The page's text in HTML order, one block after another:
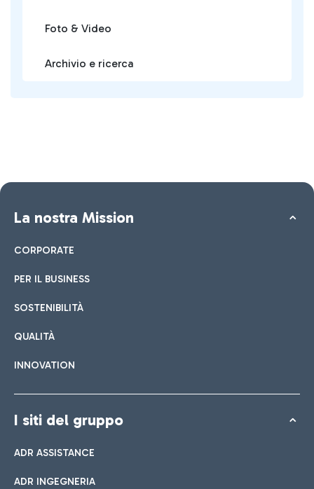
Foto & Video
Archivio e ricerca
La nostra Mission
CORPORATE
PER IL BUSINESS
SOSTENIBILITÀ
QUALITÀ
INNOVATION
I siti del gruppo
ADR ASSISTANCE
ADR INGEGNERIA